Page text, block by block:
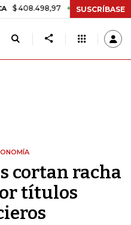
+$ 8.753,81 +2,19%
SUSCRÍBASE
cortan racha
títulos